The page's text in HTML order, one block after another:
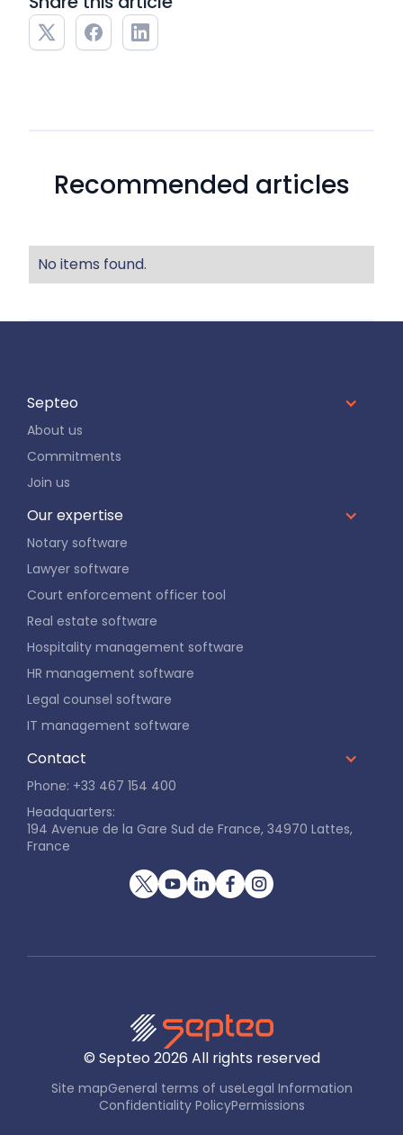
Recommended articles
No items found.
Septeo
About us
Commitments
Join us
Our expertise
Notary software
Lawyer software
Court enforcement officer tool
Real estate software
Hospitality management software
HR management software
Legal counsel software
IT management software
Contact
Phone: +33 467 154 400
Headquarters:
194 Avenue de la Gare Sud de France, 34970 Lattes,
France
© Septeo 2026 All rights reserved
Site mapGeneral terms of useLegal Information
Confidentiality PolicyPermissions